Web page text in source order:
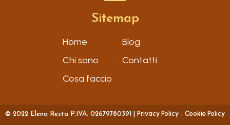
Sitemap
Home
Chi sono
Cosa faccio
Blog
Contatti
© 2022 Elena Resta P.IVA: 02679780391 | Privacy Policy - Cookie Policy